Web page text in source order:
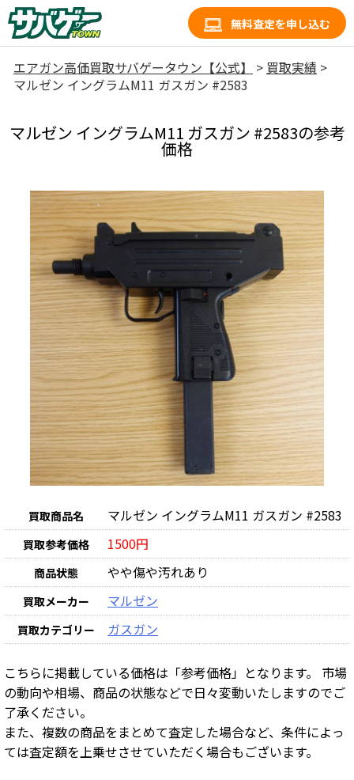
無料査定を申し込む
エアガン高価買取サバゲータウン【公式】 > 買取実績 >
マルゼン イングラムM11 ガスガン #2583
マルゼン イングラムM11 ガスガン #2583の参考
価格
買取商品名 マルゼン イングラムM11 ガスガン #2583
買取参考価格 1500円
商品状態 やや傷や汚れあり
買取メーカー マルゼン
買取カテゴリー ガスガン
こちらに掲載している価格は「参考価格」となります。 市場
の動向や相場、商品の状態などで日々変動いたしますのでご
了承ください。
また、複数の商品をまとめて査定した場合など、条件によっ
ては査定額を上乗せさせていただく場合もございます。